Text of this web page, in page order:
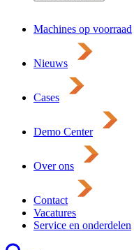
Machines op voorraad
Nieuws
Cases
Demo Center
Over ons
Contact
Vacatures
Service en onderdelen